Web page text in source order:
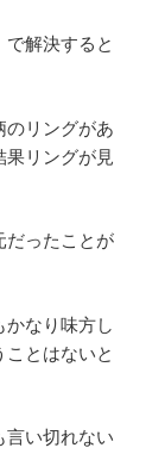
解決すると
のリングがあ
果リングが見
だったことが
かなり味方し
とはないと
言い切れない